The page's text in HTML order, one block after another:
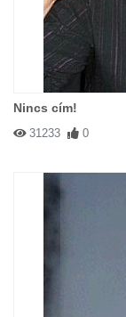
Nincs cím!
31233 0